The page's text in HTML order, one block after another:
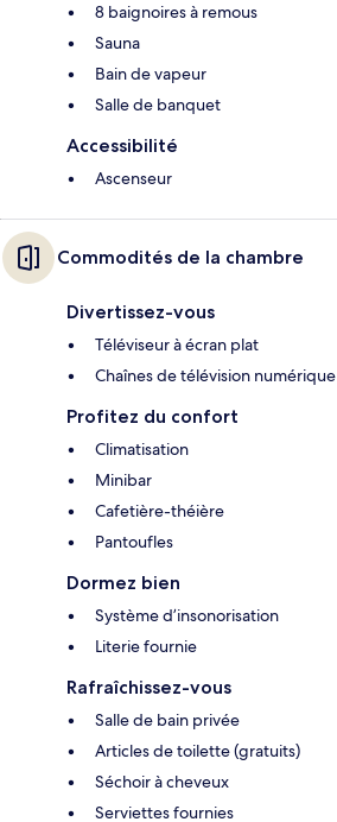
8 baignoires à remous
Sauna
Bain de vapeur
Salle de banquet
Accessibilité
Ascenseur
Commodités de la chambre
Divertissez-vous
Téléviseur à écran plat
Chaînes de télévision numérique
Profitez du confort
Climatisation
Minibar
Cafetière-théière
Pantoufles
Dormez bien
Système d’insonorisation
Literie fournie
Rafraîchissez-vous
Salle de bain privée
Articles de toilette (gratuits)
Séchoir à cheveux
Serviettes fournies